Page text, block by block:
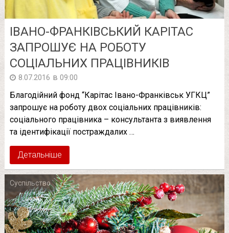
ІВАНО-ФРАНКІВСЬКИЙ КАРІТАС
ЗАПРОШУЄ НА РОБОТУ
СОЦІАЛЬНИХ ПРАЦІВНИКІВ
8.07.2016 в 09:00
Благодійний фонд “Карітас Івано-Франківськ УГКЦ”
запрошує на роботу двох соціальних працівників:
соціального працівника – консультанта з виявлення
та ідентифікації постраждалих …
Детальніше
Суспільство